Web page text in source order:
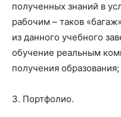
полученных знаний в
рабочим – таков
из данного учебного
обучение реальным
получения образования;
3. Портфолио.